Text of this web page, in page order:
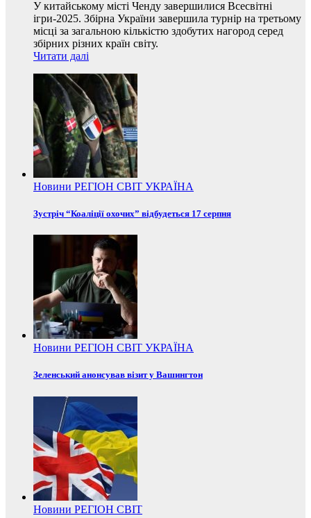
У китайському місті Ченду завершилися Всесвітні
ігри-2025. Збірна України завершила турнір на третьому
місці за загальною кількістю здобутих нагород серед
збірних різних країн світу.
Читати далі
Новини РЕГІОН СВІТ УКРАЇНА
Зустріч “Коаліції охочих” відбудеться 17 серпня
Новини РЕГІОН СВІТ УКРАЇНА
Зеленський анонсував візит у Вашингтон
Новини РЕГІОН СВІТ